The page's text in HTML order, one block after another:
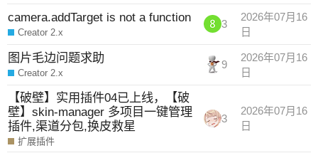
camera.addTarget is not a function
Creator 2.x
3
2026年07月16
日
图片毛边问题求助
Creator 2.x
9
2026年07月16
日
【破壁】实用插件04已上线，【破
壁】skin-manager 多项目一键管理
插件,渠道分包,换皮救星
扩展插件
3
2026年07月16
日